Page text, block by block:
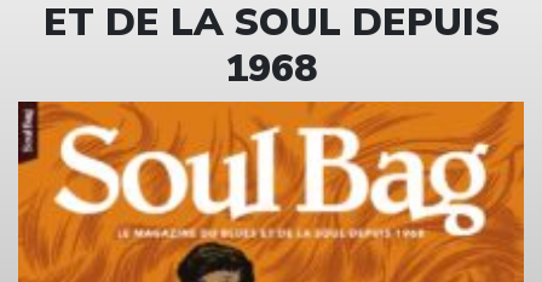
ET DE LA SOUL DEPUIS
1968